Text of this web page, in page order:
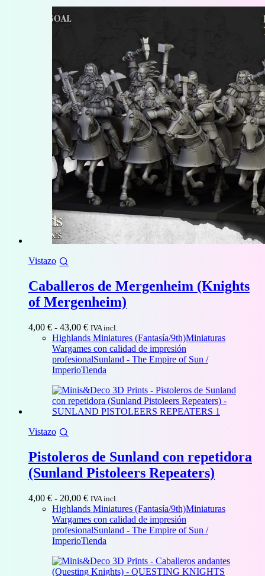
Vistazo
Caballeros de Mergenheim (Knights
of Mergenheim)
4,00 € - 43,00 €Rango
de
precios:
desde
4,00 €
43,00 €
IVA incl.
Highlands Miniatures (Fantasía/9th)Miniaturas
Wargames con calidad de impresión
profesionalSunland - The Empire of Sun /
ImperioTienda
Vistazo
Pistoleros de Sunland con repetidora
(Sunland Pistoleers Repeaters)
4,00 € - 20,00 €Rango
de
precios:
desde
4,00 €
20,00 €
IVA incl.
Highlands Miniatures (Fantasía/9th)Miniaturas
Wargames con calidad de impresión
profesionalSunland - The Empire of Sun /
ImperioTienda